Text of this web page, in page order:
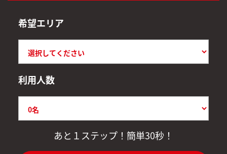
希望エリア
利用人数
あと１ステップ！簡単30秒！